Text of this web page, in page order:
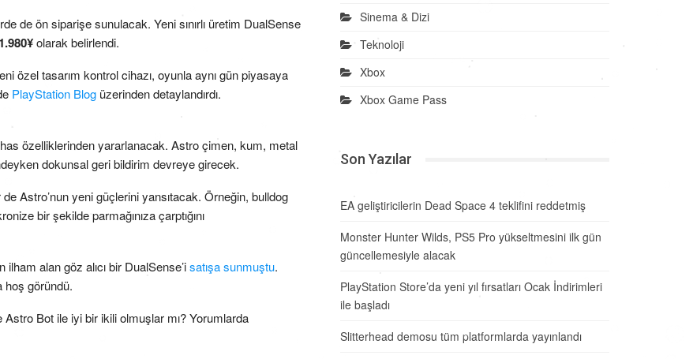
de ön siparişe sunulacak. Yeni sınırlı üretim DualSense
olarak belirlendi.
özel tasarım kontrol cihazı, oyunla aynı gün piyasaya
PlayStation Blog üzerinden detaylandırdı.
özelliklerinden yararlanacak. Astro çimen, kum, metal
dokunsal geri bildirim devreye girecek.
Astro’nun yeni güçlerini yansıtacak. Örneğin, bulldog
bir şekilde parmağınıza çarptığını
ilham alan göz alıcı bir DualSense’isatışa sunmuştu.
hoş göründü.
Astro Bot ile iyi bir ikili olmuşlar mı? Yorumlarda
Sinema & Dizi
Teknoloji
Xbox
Xbox Game Pass
Son Yazılar
EA geliştiricilerin Dead Space 4 teklifini reddetmiş
Monster Hunter Wilds, PS5 Pro yükseltmesini ilk gün
güncellemesiyle alacak
PlayStation Store’da yeni yıl fırsatları Ocak İndirimleri
ile başladı
Slitterhead demosu tüm platformlarda yayınlandı